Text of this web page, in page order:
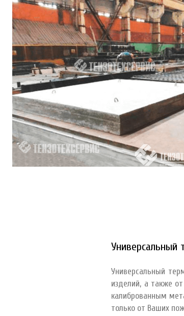
Универсальный
Универсальный
изделий, а также
калиброванным
только от Ваших